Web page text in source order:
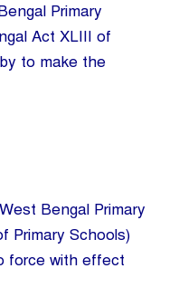
Primary
Act XLIII of
to make the
Bengal Primary
Primary Schools)
force with effect